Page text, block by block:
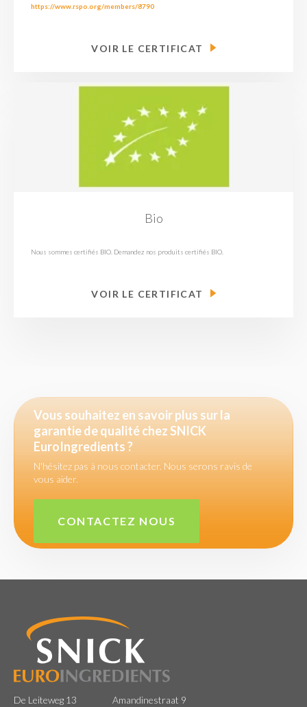
https://www.rspo.org/members/8790
VOIR LE CERTIFICAT
Bio
Nous sommes certifiés BIO. Demandez nos produits certifiés BIO.
VOIR LE CERTIFICAT
Vous souhaitez en savoir plus sur la
garantie de qualité chez SNICK
EuroIngredients ?
N'hésitez pas à nous contacter. Nous serons ravis de
vous aider.
CONTACTEZ NOUS
De Leiteweg 13
Amandinestraat 9